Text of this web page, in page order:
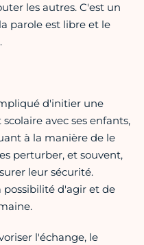
les autres. C'est un
parole est libre et le
d'initier une
avec ses enfants,
à la manière de le
perturber, et souvent,
leur sécurité.
possibilité d'agir et de
l'échange, le